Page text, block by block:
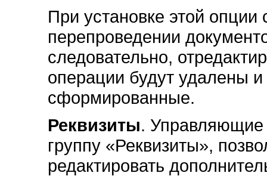
При установке этой опции
перепроведении
следовательно,
операции будут удалены
сформированные.
Реквизиты.
группу «Реквизиты»,
редактировать